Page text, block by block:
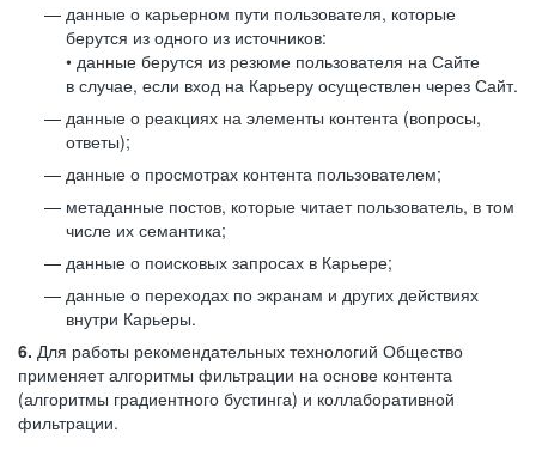
данные о карьерном пути пользователя, которые
берутся из одного из источников:
• данные берутся из резюме пользователя на Сайте
в случае, если вход на Карьеру осуществлен через Сайт.
данные о реакциях на элементы контента (вопросы,
ответы);
данные о просмотрах контента пользователем;
метаданные постов, которые читает пользователь, в том
числе их семантика;
данные о поисковых запросах в Карьере;
данные о переходах по экранам и других действиях
внутри Карьеры.
6. Для работы рекомендательных технологий Общество
применяет алгоритмы фильтрации на основе контента
(алгоритмы градиентного бустинга) и коллаборативной
фильтрации.